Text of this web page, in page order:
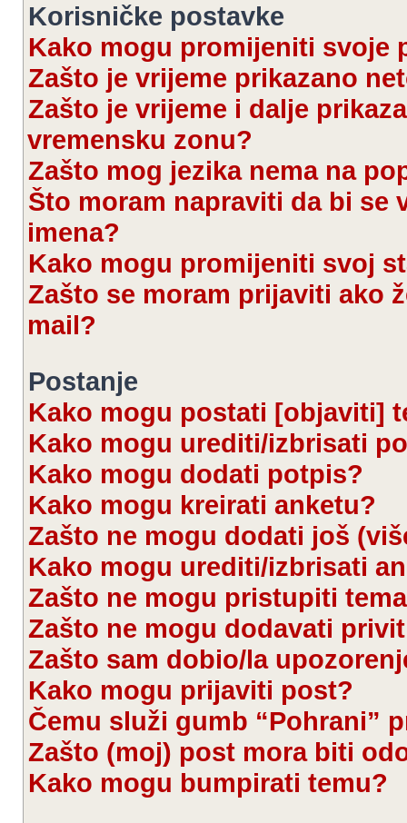
Korisničke postavke
Kako mogu promijeniti svoje
Zašto je vrijeme prikazano
Zašto je vrijeme i dalje
vremensku zonu?
Zašto mog jezika nema na
Što moram napraviti da bi
imena?
Kako mogu promijeniti svoj
Zašto se moram prijaviti ako
mail?
Postanje
Kako mogu postati [objaviti]
Kako mogu urediti/izbrisati
Kako mogu dodati potpis?
Kako mogu kreirati anketu?
Zašto ne mogu dodati još
Kako mogu urediti/izbrisati
Zašto ne mogu pristupiti
Zašto ne mogu dodavati
Zašto sam dobio/la
Kako mogu prijaviti post?
Čemu služi gumb “Pohrani”
Zašto (moj) post mora biti
Kako mogu bumpirati temu?